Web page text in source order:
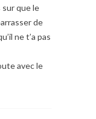
sur que le
de
ne t’a pas
avec le